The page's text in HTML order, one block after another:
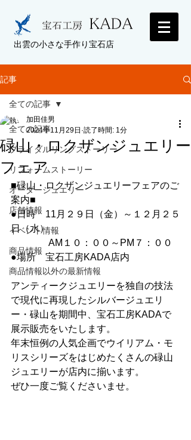
出雲の小さな手作り宝石店
記事
全ての記事
ブライダルリングストーリー
リフォームストーリー
オーダージュエリー
店舗情報
イベント情報
商品情報
商品情報以外の最新情報
全ての記事
碌山・ロクザンジュエリー
フェア
加田佳男
2024年11月29日 読了時間: 1分
■碌山・ロクザンジュエリーフェアのご
案内■
●日時　11月２９日（金）～１２月２５
日（水）
AM１０：００～PM７：００
●場所　宝石工房KADA店内
アンティークジュエリーを独自の技法
で現代に再現したシルバージュエリ
ー・碌山を期間中、宝石工房KADAで
展示販売をいたします。
年末恒例の人気企画でウイリアム・モ
リスシリーズをはじめたくさんの碌山
ジュエリーが店内に揃います。
ぜひ一度ご覧くださいませ。